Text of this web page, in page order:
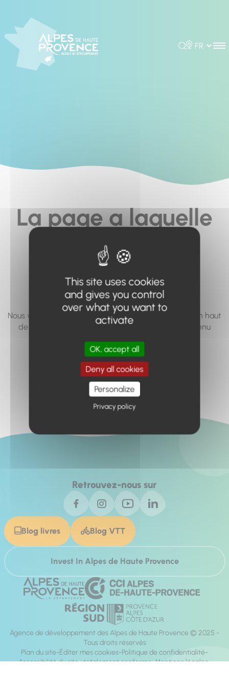
Rechercher
Choisir la
La page a laquelle
vous cherchez à
accéder n'existe
pas... ou plus.
Nous vous invitons à utiliser le moteur de recherche en haut
de page, ou à utiliser le menu pour trouver le contenu
Retour à l'accueil
Retrouvez-nous sur
Blog livres Blog VTT
Invest In Alpes de Haute Provence
Agence de développement des Alpes de Haute Provence © 2025 -
Tous droits réservés
Plan du site Éditer mes cookies Politique de confidentialité
Accessibilité du site : totalement conforme Mentions légales
This site uses cookies
and gives you control
over what you want to
activate
OK, accept all
Deny all cookies
Personalize
Privacy policy